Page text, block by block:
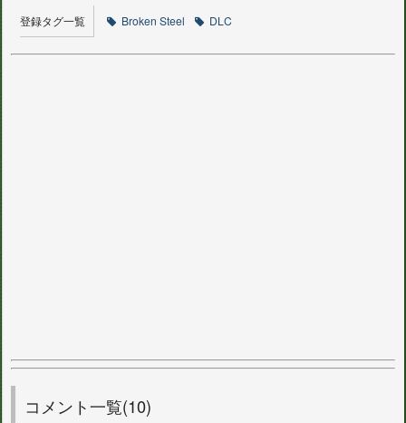
登録タグ一覧 Broken Steel DLC
コメント一覧(10)